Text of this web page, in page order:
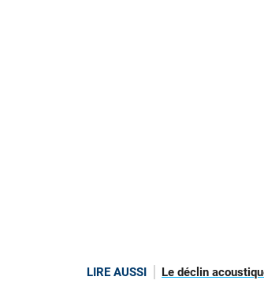
LIRE AUSSI Le déclin